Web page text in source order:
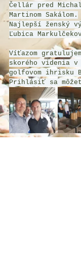
Čellár pred
Martinom Sakálom.
Najlepší ženský
Ľubica
Víťazom
skorého videnia v
golfovom ihrisku
Prihlásiť sa